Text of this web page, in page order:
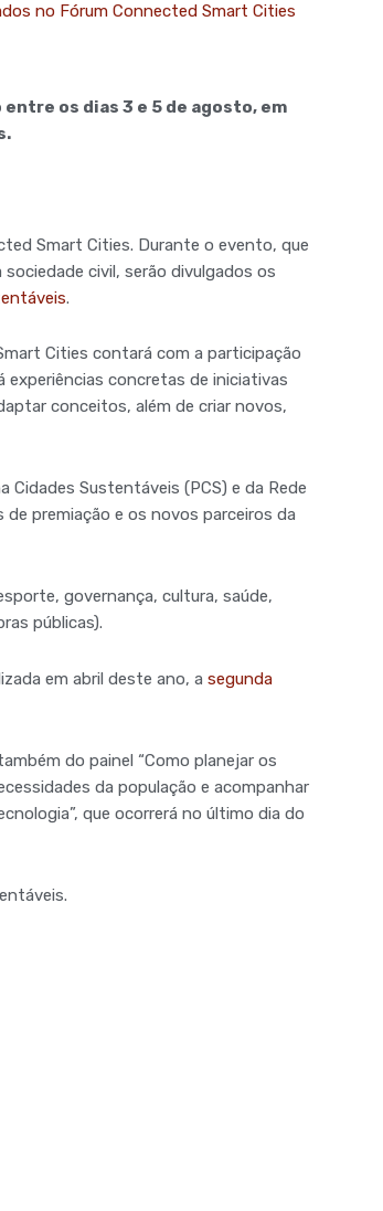
no Fórum Connected Smart Cities
os dias 3 e 5 de agosto, em
Smart Cities. Durante o evento, que
civil, serão divulgados os
.
Cities contará com a participação
concretas de iniciativas
conceitos, além de criar novos,
Sustentáveis (PCS) e da Rede
premiação e os novos parceiros da
governança, cultura, saúde,
públicas).
em abril deste ano, a segunda
do painel “Como planejar os
da população e acompanhar
que ocorrerá no último dia do